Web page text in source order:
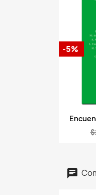
-5%